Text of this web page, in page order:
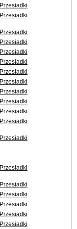
Przesiadki
Przesiadki
Przesiadki
Przesiadki
Przesiadki
Przesiadki
Przesiadki
Przesiadki
Przesiadki
Przesiadki
Przesiadki
Przesiadki
Przesiadki
Przesiadki
Przesiadki
Przesiadki
Przesiadki
Przesiadki
Przesiadki